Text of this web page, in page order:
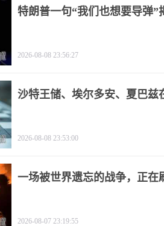
特朗普一句“我们也想要导弹”
2026-08-08 23:56:27
沙特王储、埃尔多安、夏巴兹
2026-08-08 23:53:00
一场被世界遗忘的战争，正在
2026-08-07 23:19:55